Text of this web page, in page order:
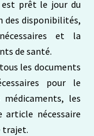
est prêt le jour du
des disponibilités,
et la
de santé.
les documents
pour le
les
nécessaire
trajet.